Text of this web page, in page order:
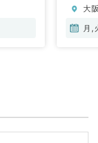
大
月,